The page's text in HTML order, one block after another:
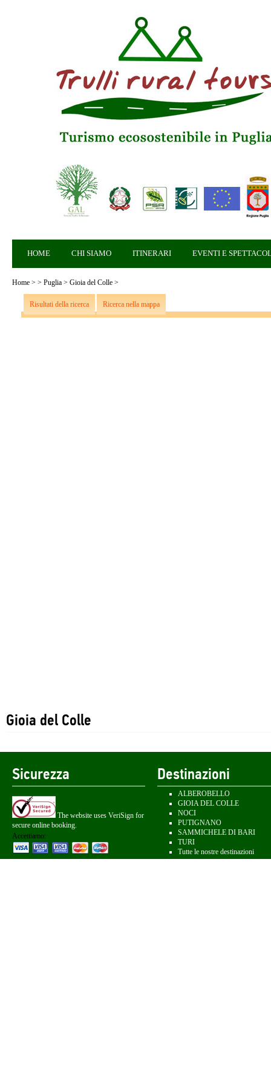
HOME CHI SIAMO ITINERARI EVENTI E
Home > > Puglia > Gioia del Colle >
Risultati della ricerca Ricerca nella mappa
Gioia del Colle
Sicurezza
The website uses VeriSign for
secure online booking.
Accettiamo:
Destinazioni
ALBEROBELLO
GIOIA DEL COLLE
NOCI
PUTIGNANO
SAMMICHELE DI BARI
TURI
Tutte le nostre destinazioni